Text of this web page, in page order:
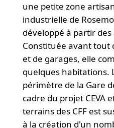
une petite zone
industrielle de
développé à partir
Constituée avant tout
et de garages, elle
quelques habitations.
périmètre de la Gare
cadre du projet CEVA
terrains des CFF est
à la création d'un